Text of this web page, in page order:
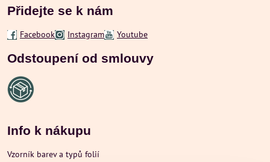
Přidejte se k nám
Facebook Instagram Youtube
Odstoupení od smlouvy
Info k nákupu
Vzorník barev a typů folií